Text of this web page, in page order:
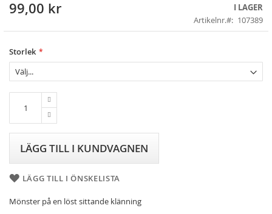
Skip
the
of
the
images
gallery
99,00 kr
I LAGER
Artikelnr.
107389
Storlek
LÄGG TILL I KUNDVAGNEN
LÄGG TILL I ÖNSKELISTA
Mönster på en löst sittande klänning